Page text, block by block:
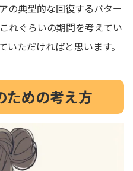
の典型的な回復するパター
れぐらいの期間を考えてい
ただければと思います。
めの考え方